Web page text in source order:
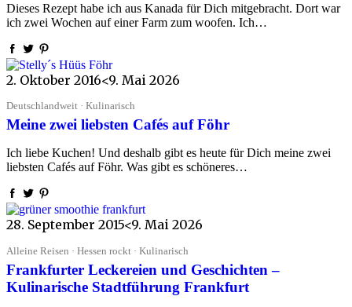
Dieses Rezept habe ich aus Kanada für Dich mitgebracht. Dort war
ich zwei Wochen auf einer Farm zum woofen. Ich…
2. Oktober 2016<9. Mai 2026
Deutschlandweit · Kulinarisch
Meine zwei liebsten Cafés auf Föhr
Ich liebe Kuchen! Und deshalb gibt es heute für Dich meine zwei
liebsten Cafés auf Föhr. Was gibt es schöneres…
28. September 2015<9. Mai 2026
Alleine Reisen · Hessen rockt · Kulinarisch
Frankfurter Leckereien und Geschichten –
Kulinarische Stadtführung Frankfurt